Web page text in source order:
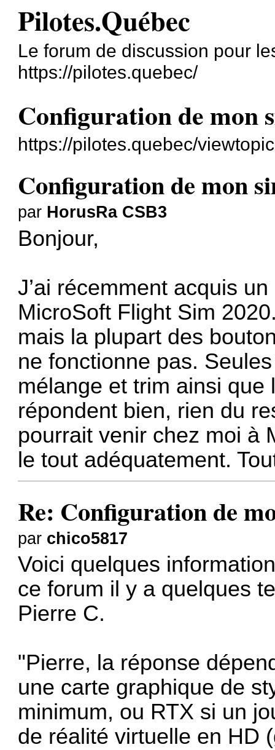
Pilotes.Québec
Le forum de discussion pour
https://pilotes.quebec/
Configuration de mon
https://pilotes.quebec/
Configuration de mon
par HorusRa CSB3
Bonjour,
J’ai récemment acquis
MicroSoft Flight Sim
mais la plupart des
ne fonctionne pas.
mélange et trim ainsi
répondent bien, rien du
pourrait venir chez moi à
le tout adéquatement.
Re: Configuration de
par chico5817
Voici quelques
ce forum il y a quelques
Pierre C.
"Pierre, la réponse
une carte graphique de
minimum, ou RTX si un
de réalité virtuelle en HD